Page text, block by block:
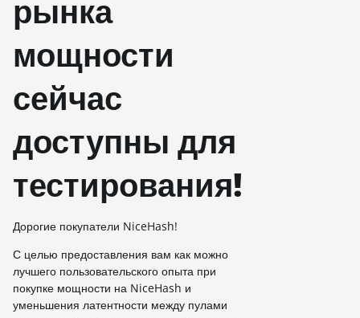
рынка
мощности
сейчас
доступны для
тестирования!
Дорогие покупатели NiceHash!
С целью предоставления вам как можно
лучшего пользовательского опыта при
покупке мощности на NiceHash и
уменьшения латентности между пулами